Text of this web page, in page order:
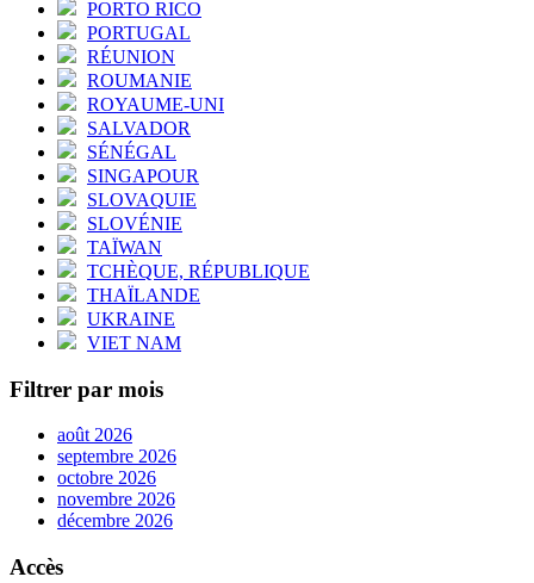
PORTO RICO
PORTUGAL
RÉUNION
ROUMANIE
ROYAUME-UNI
SALVADOR
SÉNÉGAL
SINGAPOUR
SLOVAQUIE
SLOVÉNIE
TAÏWAN
TCHÈQUE, RÉPUBLIQUE
THAÏLANDE
UKRAINE
VIET NAM
Filtrer par mois
août 2026
septembre 2026
octobre 2026
novembre 2026
décembre 2026
Accès